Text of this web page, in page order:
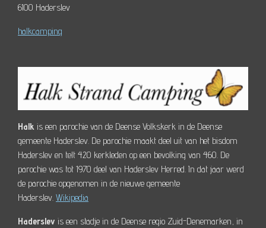
6100 Haderslev
halkcamping
Halk is een parochie van de Deense Volkskerk in de Deense
gemeente Haderslev. De parochie maakt deel uit van het bisdom
Haderslev en telt 420 kerkleden op een bevolking van 460. De
parochie was tot 1970 deel van Haderslev Herred. In dat jaar werd
de parochie opgenomen in de nieuwe gemeente
Haderslev. Wikipedia
Haderslev is een stadje in de Deense regio Zuid-Denemarken, in